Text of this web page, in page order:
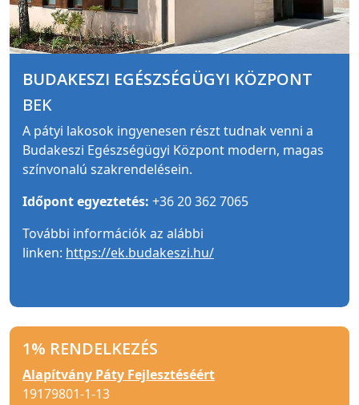
BUDAKESZI EGÉSZSÉGÜGYI KÖZPONT
BEK
A pátyi lakosok ingyenesen részt tudnak venni a
Budakeszi Egészségügyi Központ modern, magas
színvonalú szakrendelésein.
Időpont egyeztetés: +36 20 362 7065
További információk az alábbi
linken: https://ek.budakeszi.hu/
1% RENDELKEZÉS
Alapítvány Páty Fejlesztéséért
19179801-1-13